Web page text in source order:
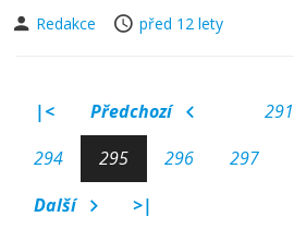
Redakce
před 12 lety
|< Předchozí 291
294
295 296 297
Další
>|